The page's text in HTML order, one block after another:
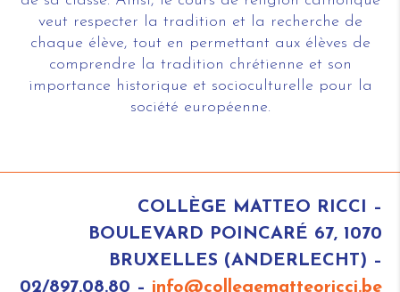
veut respecter la tradition et la recherche de
chaque élève, tout en permettant aux élèves de
comprendre la tradition chrétienne et son
importance historique et socioculturelle pour la
société européenne.
COLLÈGE MATTEO RICCI –
BOULEVARD POINCARÉ 67, 1070
BRUXELLES (ANDERLECHT) –
02/897.08.80 – info@collegematteoricci.be